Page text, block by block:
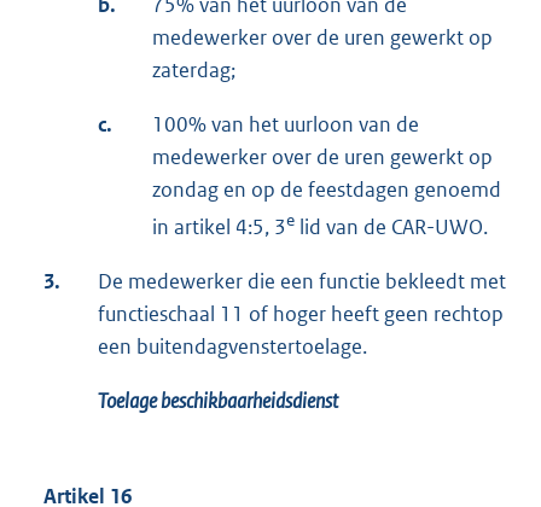
medewerker over de uren gewerkt op
zaterdag;
c.
100% van het uurloon van de
medewerker over de uren gewerkt op
zondag en op de feestdagen genoemd
in artikel 4:5, 3e lid van de CAR-UWO.
3.
De medewerker die een functie bekleedt met
functieschaal 11 of hoger heeft geen rechtop
een buitendagvenstertoelage.
Toelage beschikbaarheidsdienst
Artikel 16